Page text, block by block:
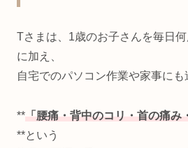
Tさまは、1歳のお子さんを毎日
に加え、
自宅でのパソコン作業や家事にも
**「腰痛・背中のコリ・首の痛み
**という